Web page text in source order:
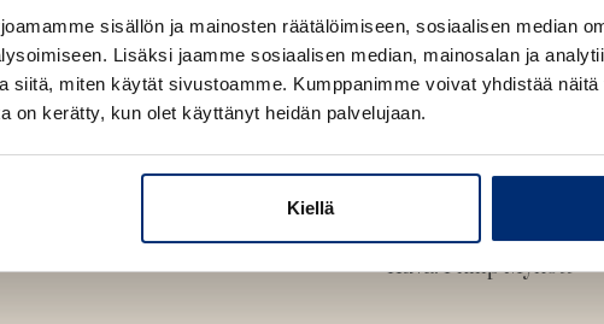
sisällön ja mainosten räätälöimiseen, sosiaalisen median
Lisäksi jaamme sosiaalisen median, mainosalan ja
siitä, miten käytät sivustoamme. Kumppanimme voivat yhdistää
on kerätty, kun olet käyttänyt heidän palvelujaan.
Kiellä
Stephen Hawking
Kuva: Philip Mynott